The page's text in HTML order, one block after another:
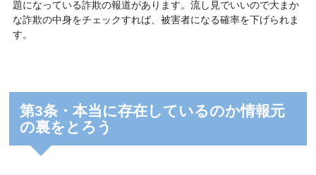
題になっている詐欺の報道があります。流し見でいいので大まか
な詐欺の中身をチェックすれば、被害者になる確率を下げられま
す。
第3条・本当に存在しているのか情報元
の裏をとろう